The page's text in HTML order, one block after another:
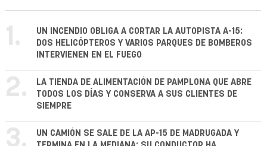
1.
UN INCENDIO OBLIGA A CORTAR LA AUTOPISTA A-15:
DOS HELICÓPTEROS Y VARIOS PARQUES DE BOMBEROS
INTERVIENEN EN EL FUEGO
2.
LA TIENDA DE ALIMENTACIÓN DE PAMPLONA QUE ABRE
TODOS LOS DÍAS Y CONSERVA A SUS CLIENTES DE
SIEMPRE
3.
UN CAMIÓN SE SALE DE LA AP-15 DE MADRUGADA Y